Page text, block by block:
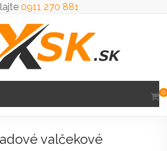
0911 270 881
0
valčekové